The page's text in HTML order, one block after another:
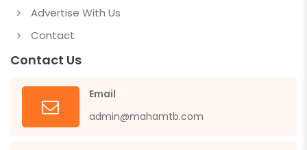
Advertise With Us
Contact
Contact Us
Email
admin@mahamtb.com